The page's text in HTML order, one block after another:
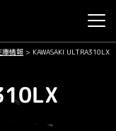
庫情報 > KAWASAKI ULTRA310LX